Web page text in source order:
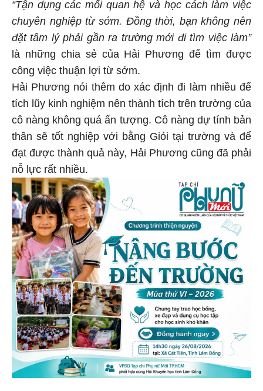
“Tận dụng các mối quan hệ và học cách làm việc
chuyên nghiệp từ sớm. Đồng thời, bạn không nên
đặt tâm lý phải gần ra trường mới đi tìm việc làm”
là những chia sẻ của Hải Phương để tìm được
công việc thuận lợi từ sớm.
Hải Phương nói thêm do xác định đi làm nhiều để
tích lũy kinh nghiệm nên thành tích trên trường của
cô nàng không quá ấn tượng. Cô nàng dự tính bản
thân sẽ tốt nghiệp với bằng Giỏi tại trường và để
đạt được thành quả này, Hải Phương cũng đã phải
nỗ lực rất nhiều.